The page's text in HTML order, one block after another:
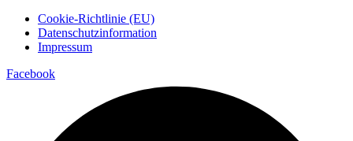
Cookie-Richtlinie (EU)
Datenschutzinformation
Impressum
Facebook